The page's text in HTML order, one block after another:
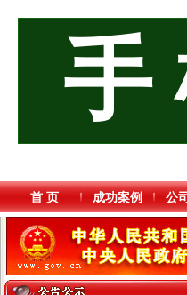
手
首 页 成功案例 公